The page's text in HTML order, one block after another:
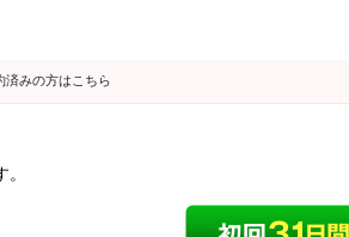
済みの方はこちら